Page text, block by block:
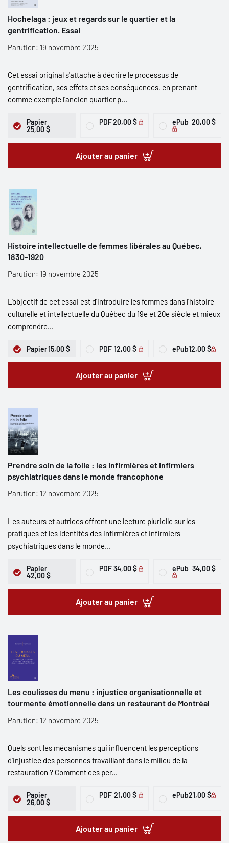
Hochelaga : jeux et regards sur le quartier et la
gentrification. Essai
Parution: 19 novembre 2025
Cet essai original s'attache à décrire le processus de
gentrification, ses effets et ses conséquences, en prenant
comme exemple l'ancien quartier p...
Papier
25,00 $
PDF20,00 $ ePub 20,00 $
Ajouter au panier
Histoire intellectuelle de femmes libérales au Québec,
1830-1920
Parution: 19 novembre 2025
L'objectif de cet essai est d'introduire les femmes dans l'histoire
culturelle et intellectuelle du Québec du 19e et 20e siècle et mieux
comprendre...
Papier15,00 $ PDF 12,00 $ ePub12,00 $
Ajouter au panier
Prendre soin de la folie : les infirmières et infirmiers
psychiatriques dans le monde francophone
Parution: 12 novembre 2025
Les auteurs et autrices offrent une lecture plurielle sur les
pratiques et les identités des infirmières et infirmiers
psychiatriques dans le monde...
Papier
42,00 $
PDF34,00 $ ePub 34,00 $
Ajouter au panier
Les coulisses du menu : injustice organisationnelle et
tourmente émotionnelle dans un restaurant de Montréal
Parution: 12 novembre 2025
Quels sont les mécanismes qui influencent les perceptions
d’injustice des personnes travaillant dans le milieu de la
restauration ? Comment ces per...
Papier
26,00 $
PDF 21,00 $ ePub21,00 $
Ajouter au panier